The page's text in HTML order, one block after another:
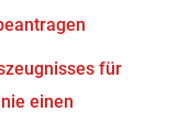
für
einen